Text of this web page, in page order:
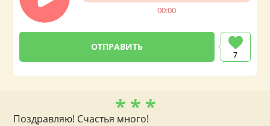
00:00
7
* * *
Поздравляю! Счастья много!